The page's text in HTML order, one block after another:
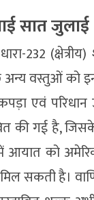
सात
232
वस्तुओं को
एवं
की गई है,
में आयात को
सकती है।